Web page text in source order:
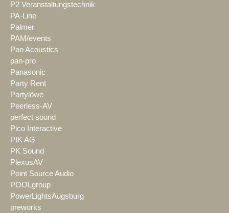
P2 Veranstaltungstechnik
PA-Line
Palmer
PAM/events
Pan Acoustics
pan-pro
Panasonic
Party Rent
Partylöwe
Peerless-AV
perfect sound
Pico Interactive
PIK AG
PK Sound
PlexusAV
Point Source Audio
POOLgroup
PowerLightsAugsburg
preworks